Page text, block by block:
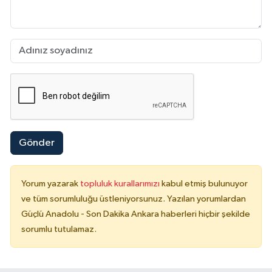
Gönder
Yorum yazarak topluluk kurallarımızı kabul etmiş bulunuyor
ve tüm sorumluluğu üstleniyorsunuz. Yazılan yorumlardan
Güçlü Anadolu - Son Dakika Ankara haberleri hiçbir şekilde
sorumlu tutulamaz.